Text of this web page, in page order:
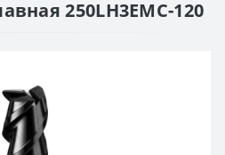
250LH3EMC-120